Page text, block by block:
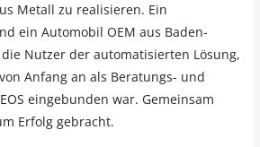
Metall zu realisieren. Ein
ein Automobil OEM aus Baden-
Nutzer der automatisierten Lösung,
Anfang an als Beratungs- und
eingebunden war. Gemeinsam
Erfolg gebracht.